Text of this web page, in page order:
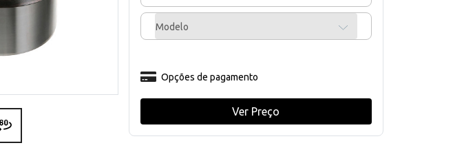
Modelo
Opções de pagamento
Ver Preço